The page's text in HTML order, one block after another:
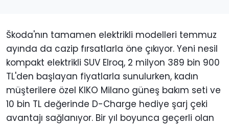
Škoda'nın tamamen elektrikli modelleri temmuz
ayında da cazip fırsatlarla öne çıkıyor. Yeni nesil
kompakt elektrikli SUV Elroq, 2 milyon 389 bin 900
TL'den başlayan fiyatlarla sunulurken, kadın
müşterilere özel KIKO Milano güneş bakım seti ve
10 bin TL değerinde D-Charge hediye şarj çeki
avantajı sağlanıyor. Bir yıl boyunca geçerli olan